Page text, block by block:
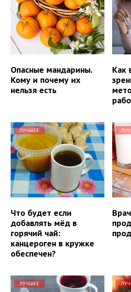
Опасные мандарины.
Кому и почему их
нельзя есть
Как
ЛУЧШЕЕ
Что будет если
добавлять мёд в
горячий чай:
канцероген в кружке
обеспечен?
ЛУЧШЕЕ